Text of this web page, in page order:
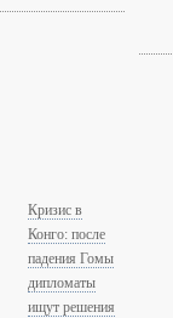
Кризис в
Конго: после
падения Гомы
дипломаты
ищут решения